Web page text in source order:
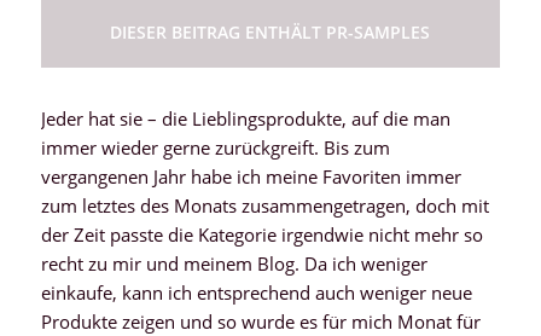
DIESER BEITRAG ENTHÄLT PR-SAMPLES
Jeder hat sie – die Lieblingsprodukte, auf die man
immer wieder gerne zurückgreift. Bis zum
vergangenen Jahr habe ich meine Favoriten immer
zum letztes des Monats zusammengetragen, doch mit
der Zeit passte die Kategorie irgendwie nicht mehr so
recht zu mir und meinem Blog. Da ich weniger
einkaufe, kann ich entsprechend auch weniger neue
Produkte zeigen und so wurde es für mich Monat für